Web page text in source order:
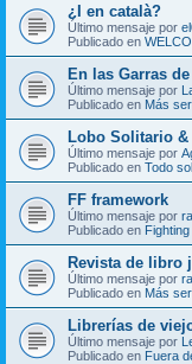
¿I en català?
Último mensaje por
Publicado en
En las Garras
Último mensaje por
Publicado en Más
Lobo Solitario &
Último mensaje por
Publicado en Todo
FF framework
Último mensaje por
Publicado en
Revista de libro
Último mensaje por
Publicado en Más
Librerías de
Último mensaje por
Publicado en Fuera